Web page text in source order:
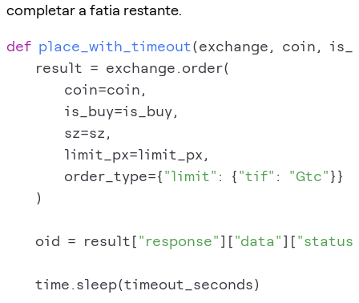
completar a fatia restante.
def place_with_timeout(exchange, coin,
    result = exchange.order(
        coin=coin,
        is_buy=is_buy,
        sz=sz,
        limit_px=limit_px,
        order_type={
"limit" : {"tif" : "Gtc"}}
    )
    oid = result[
"response"]["data"][
    time.sleep(timeout_seconds)